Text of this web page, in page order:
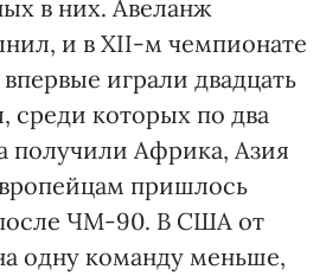
в них. Авеланж
и в ХII-м чемпионате
играли двадцать
среди которых по два
получили Африка, Азия
пришлось
ЧМ-90. В США от
одну команду меньше,